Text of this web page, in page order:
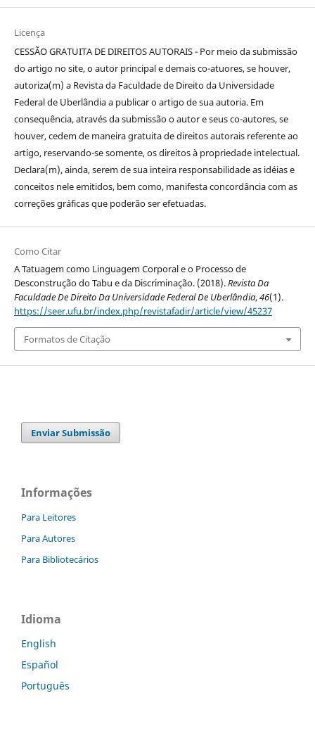
Licença
CESSÃO GRATUITA DE DIREITOS AUTORAIS - Por meio da submissão
do artigo no site, o autor principal e demais co-atuores, se houver,
autoriza(m) a Revista da Faculdade de Direito da Universidade
Federal de Uberlândia a publicar o artigo de sua autoria. Em
consequência, através da submissão o autor e seus co-autores, se
houver, cedem de maneira gratuita de direitos autorais referente ao
artigo, reservando-se somente, os direitos à propriedade intelectual.
Declara(m), ainda, serem de sua inteira responsabilidade as idéias e
conceitos nele emitidos, bem como, manifesta concordância com as
correções gráficas que poderão ser efetuadas.
Como Citar
A Tatuagem como Linguagem Corporal e o Processo de
Desconstrução do Tabu e da Discriminação. (2018).Revista Da
Faculdade De Direito Da Universidade Federal De Uberlândia,46(1).
https://seer.ufu.br/index.php/revistafadir/article/view/45237
Formatos de Citação
Enviar Submissão
Informações
Para Leitores
Para Autores
Para Bibliotecários
Idioma
English
Español
Português